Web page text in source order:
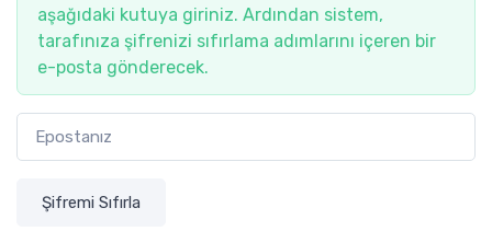
aşağıdaki kutuya giriniz. Ardından sistem,
tarafınıza şifrenizi sıfırlama adımlarını içeren bir
e-posta gönderecek.
Şifremi Sıfırla